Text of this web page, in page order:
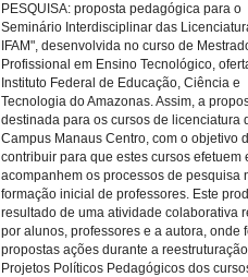
PESQUISA: proposta pedagógica para o
Seminário Interdisciplinar das
IFAM", desenvolvida no curso de
Profissional em Ensino Tecnológico,
Instituto Federal de Educação, Ciência e
Tecnologia do Amazonas. Assim, a
destinada para os cursos de licenciatura
Campus Manaus Centro, com o objetivo
contribuir para que estes cursos efetuem
acompanhem os processos de pesquisa
formação inicial de professores. Este
resultado de uma atividade colaborativa
por alunos, professores e a autora, onde
propostas ações durante a
Projetos Políticos Pedagógicos dos